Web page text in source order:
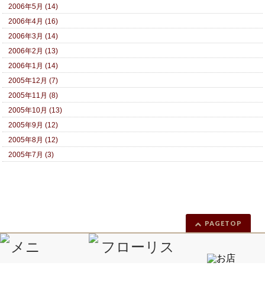
2006年5月 (14)
2006年4月 (16)
2006年3月 (14)
2006年2月 (13)
2006年1月 (14)
2005年12月 (7)
2005年11月 (8)
2005年10月 (13)
2005年9月 (12)
2005年8月 (12)
2005年7月 (3)
PAGETOP
Copyright © きれい！が大好き 花屋'S ダイアリー